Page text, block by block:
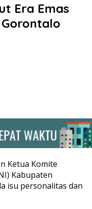
Era Emas
Ketua Komite
Kabupaten
isu personalitas dan